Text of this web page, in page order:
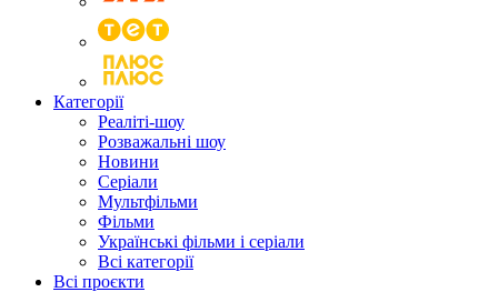
Категорії
Реаліті-шоу
Розважальні шоу
Новини
Серіали
Мультфільми
Фільми
Українські фільми і серіали
Всі категорії
Всі проєкти